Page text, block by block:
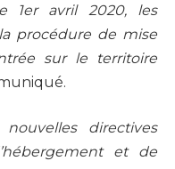
1er avril 2020, les
procédure de mise
sur le territoire
directives
et de